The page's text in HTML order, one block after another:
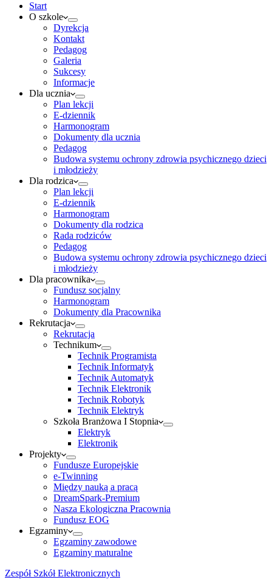
Start
O szkole
Dyrekcja
Kontakt
Pedagog
Galeria
Sukcesy
Informacje
Dla ucznia
Plan lekcji
E-dziennik
Harmonogram
Dokumenty dla ucznia
Pedagog
Budowa systemu ochrony zdrowia psychicznego dzieci
i młodzieży
Dla rodzica
Plan lekcji
E-dziennik
Harmonogram
Dokumenty dla rodzica
Rada rodziców
Pedagog
Budowa systemu ochrony zdrowia psychicznego dzieci
i młodzieży
Dla pracownika
Fundusz socjalny
Harmonogram
Dokumenty dla Pracownika
Rekrutacja
Rekrutacja
Technikum
Technik Programista
Technik Informatyk
Technik Automatyk
Technik Elektronik
Technik Robotyk
Technik Elektryk
Szkoła Branżowa I Stopnia
Elektryk
Elektronik
Projekty
Fundusze Europejskie
e-Twinning
Między nauką a pracą
DreamSpark-Premium
Nasza Ekologiczna Pracownia
Fundusz EOG
Egzaminy
Egzaminy zawodowe
Egzaminy maturalne
Zespół Szkół Elektronicznych